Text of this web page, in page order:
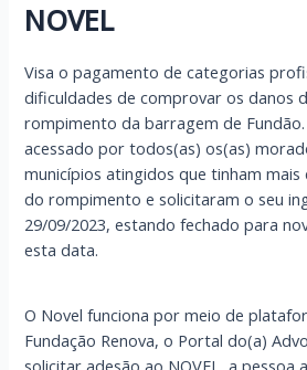
NOVEL
Visa o pagamento de categorias
dificuldades de comprovar os danos
rompimento da barragem de
acessado por todos(as) os(as)
municípios atingidos que tinham mais
do rompimento e solicitaram o seu
29/09/2023, estando fechado para
esta data.
O Novel funciona por meio de
Fundação Renova, o Portal do(a)